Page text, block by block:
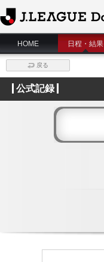
J.League Data Site
HOME
日程・結果
戻る
公式記録